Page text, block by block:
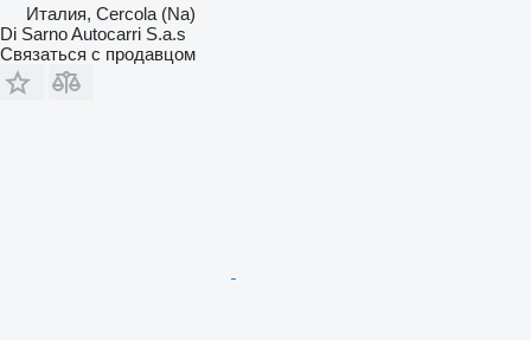
Италия, Cercola (Na)
Di Sarno Autocarri S.a.s
Связаться с продавцом